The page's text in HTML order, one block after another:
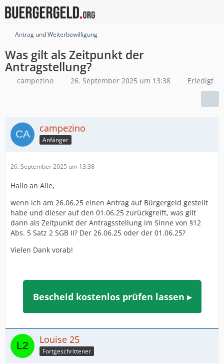
Antrag und Weiterbewilligung
Was gilt als Zeitpunkt der
Antragstellung?
campezino 26. September 2025 um 13:38 Erledigt
campezino
Anfänger
26. September 2025 um 13:38
Hallo an Alle,
wenn ich am 26.06.25 einen Antrag auf Bürgergeld gestellt
habe und dieser auf den 01.06.25 zurückgreift, was gilt
dann als Zeitpunkt der Antragsstellung im Sinne von §12
Abs. 5 Satz 2 SGB II? Der 26.06.25 oder der 01.06.25?
Vielen Dank vorab!
Bescheid kostenlos prüfen lassen ▸
Louise 25
Fortgeschrittener